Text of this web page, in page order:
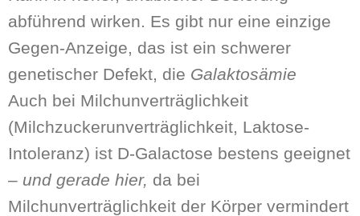
abführend wirken. Es gibt nur eine einzige
Gegen-Anzeige, das ist ein schwerer
genetischer Defekt, die Galaktosämie
Auch bei Milchunverträglichkeit
(Milchzuckerunverträglichkeit, Laktose-
Intoleranz) ist D-Galactose bestens geeignet
– und gerade hier, da bei
Milchunverträglichkeit der Körper vermindert